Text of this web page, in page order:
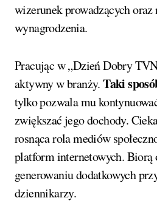
wizerunek prowadzących oraz
wynagrodzenia.
Pracując w „Dzień Dobry
aktywny w branży.Taki
tylko pozwala mu
zwiększać jego dochody.
rosnąca rola mediów
platform internetowych. Biorą
generowaniu dodatkowych
dziennikarzy.